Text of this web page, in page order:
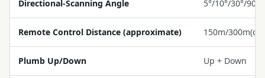
Directional-Scanning Angle 5°/10°/30°/90°
Remote Control Distance (approximate) 150m/
Plumb Up/Down Up + Down